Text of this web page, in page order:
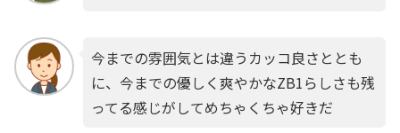
今までの雰囲気とは違うカッコ良さととも
に、今までの優しく爽やかなZB1らしさも残
ってる感じがしてめちゃくちゃ好きだ